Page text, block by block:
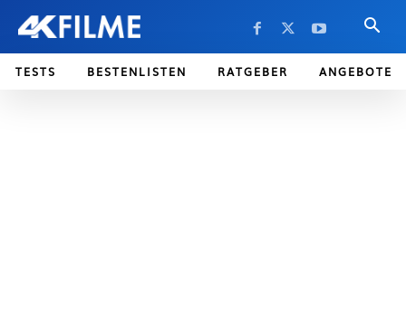
TESTS BESTENLISTEN RATGEBER ANGEBOTE